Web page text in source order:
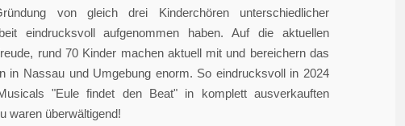
von gleich drei Kinderchören unterschiedlicher
eindrucksvoll aufgenommen haben. Auf die aktuellen
rund 70 Kinder machen aktuell mit und bereichern das
in Nassau und Umgebung enorm. So eindrucksvoll in 2024
"Eule findet den Beat" in komplett ausverkauften
waren überwältigend!